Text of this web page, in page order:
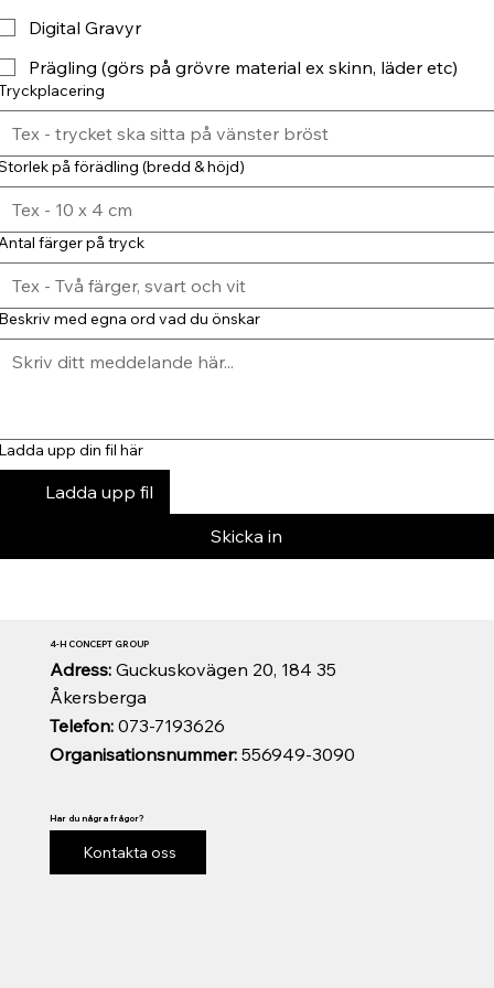
Digital Gravyr
Prägling (görs på grövre material ex skinn, läder etc)
på förädling (bredd & höjd)
färger på tryck
med egna ord vad du önskar
upp din fil här
Ladda upp fil
Skicka in
Organisationsnummer:556949-3090
Telefon:073-7193626
Adress: Guckuskovägen 20, 184 35
Åkersberga
4-H CONCEPT GROUP
Har du några frågor?
Kontakta oss